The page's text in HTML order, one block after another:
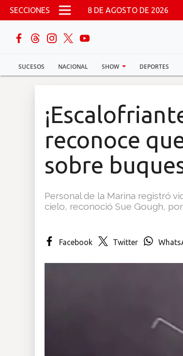
Pasar al contenido principal
SECCIONES 8 DE AGOSTO DE 2026
SUCESOS NACIONAL SHOW DEPORTES
buscar
Sucesos
Multimedia
reconoce
sobre
Personal de la Marina registró
cielo, reconoció Sue Gough,
Facebook Twitter